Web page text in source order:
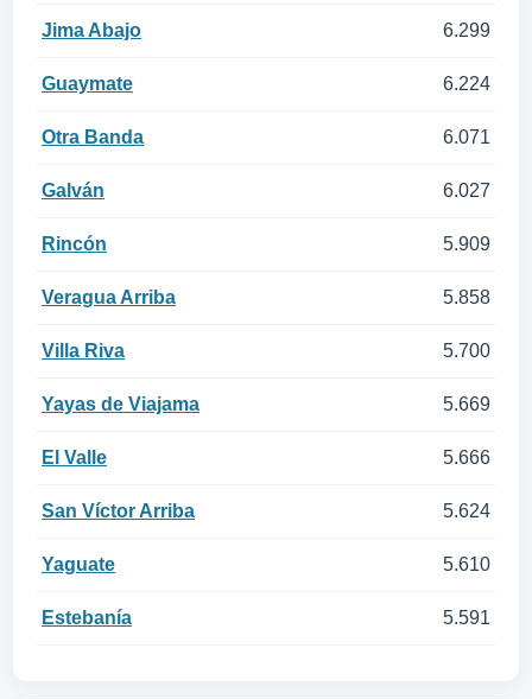
Jima Abajo 6.299
Guaymate 6.224
Otra Banda 6.071
Galván 6.027
Rincón 5.909
Veragua Arriba 5.858
Villa Riva 5.700
Yayas de Viajama 5.669
El Valle 5.666
San Víctor Arriba 5.624
Yaguate 5.610
Estebanía 5.591